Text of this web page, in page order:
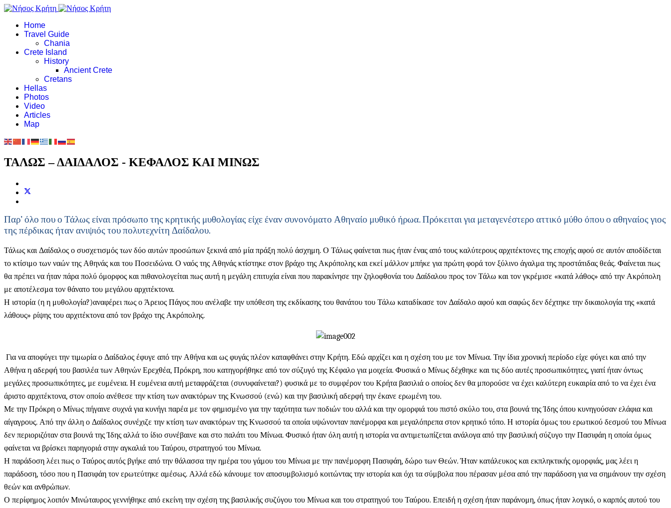
Home
Travel Guide
Chania
Crete Island
History
Ancient Crete
Cretans
Hellas
Photos
Video
Articles
Map
ΤΑΛΩΣ – ΔΑΙΔΑΛΟΣ - ΚΕΦΑΛΟΣ ΚΑΙ ΜΙΝΩΣ
Παρ’ όλο που ο Τάλως είναι πρόσωπο της κρητικής μυθολογίας είχε έναν συνονόματο Αθηναίο μυθικό ήρωα. Πρόκειται για μεταγενέστερο αττικό μύθο όπου ο αθηναίος γιος
της πέρδικας ήταν ανιψιός του πολυτεχνίτη Δαίδαλου.
Τάλως και Δαίδαλος ο συσχετισμός των δύο αυτών προσώπων ξεκινά από μία πράξη πολύ άσχημη. Ο Τάλως φαίνεται πως ήταν ένας από τους καλύτερους αρχιτέκτονες της εποχής αφού σε αυτόν αποδίδεται
το κτίσιμο των ναών της Αθηνάς και του Ποσειδώνα. Ο ναός της Αθηνάς κτίστηκε στον βράχο της Ακρόπολης και εκεί μάλλον μπήκε για πρώτη φορά τον ξύλινο άγαλμα της προστάτιδας θεάς. Φαίνεται πως
θα πρέπει να ήταν πάρα πολύ όμορφος και πιθανολογείται πως αυτή η μεγάλη επιτυχία είναι που παρακίνησε την ζηλοφθονία του Δαίδαλου προς τον Τάλω και τον γκρέμισε «κατά λάθος» από την Ακρόπολη
με αποτέλεσμα τον θάνατο του μεγάλου αρχιτέκτονα.
Η ιστορία (η η μυθολογία?)αναφέρει πως ο Άρειος Πάγος που ανέλαβε την υπόθεση της εκδίκασης του θανάτου του Τάλω καταδίκασε τον Δαίδαλο αφού και σαφώς δεν δέχτηκε την δικαιολογία της «κατά
λάθους» ρίψης του αρχιτέκτονα από τον βράχο της Ακρόπολης.
Για να αποφύγει την τιμωρία ο Δαίδαλος έφυγε από την Αθήνα και ως φυγάς πλέον καταφθάνει στην Κρήτη. Εδώ αρχίζει και η σχέση του με τον Μίνωα. Την ίδια χρονική περίοδο είχε φύγει και από την
Αθήνα η αδερφή του βασιλέα των Αθηνών Ερεχθέα, Πρόκρη, που κατηγορήθηκε από τον σύζυγό της Κέφαλο για μοιχεία. Φυσικά ο Μίνως δέχθηκε και τις δύο αυτές προσωπικότητες, γιατί ήταν όντως
μεγάλες προσωπικότητες, με ευμένεια. Η ευμένεια αυτή μεταφράζεται (συνυφαίνεται?) φυσικά με το συμφέρον του Κρήτα βασιλιά ο οποίος δεν θα μπορούσε να έχει καλύτερη ευκαιρία από το να έχει ένα
άριστο αρχιτέκτονα, στον οποίο ανέθεσε την κτίση των ανακτόρων της Κνωσσού (ενώ) και την βασιλική αδερφή την έκανε ερωμένη του.
Με την Πρόκρη ο Μίνως πήγαινε συχνά για κυνήγι παρέα με τον φημισμένο για την ταχύτητα των ποδιών του αλλά και την ομορφιά του πιστό σκύλο του, στα βουνά της Ίδης όπου κυνηγούσαν ελάφια και
αίγαγρους. Από την άλλη ο Δαίδαλος συνέχιζε την κτίση των ανακτόρων της Κνωσσού τα οποία υψώνονταν πανέμορφα και μεγαλόπρεπα στον κρητικό τόπο. Η ιστορία όμως του ερωτικού δεσμού του Μίνωα
δεν περιοριζόταν στα βουνά της Ίδης αλλά το ίδιο συνέβαινε και στο παλάτι του Μίνωα. Φυσικό ήταν όλη αυτή η ιστορία να αντιμετωπίζεται ανάλογα από την βασιλική σύζυγο την Πασιφάη η οποία όμως
φαίνεται να βρίσκει παρηγοριά στην αγκαλιά του Ταύρου, στρατηγού του Μίνωα.
Η παράδοση λέει πως ο Ταύρος αυτός βγήκε από την θάλασσα την ημέρα του γάμου του Μίνωα με την πανέμορφη Πασιφάη, δώρο των Θεών. Ήταν κατάλευκος και εκπληκτικής ομορφιάς, μας λέει η
παράδοση, τόσο που η Πασιφάη τον ερωτεύτηκε αμέσως. Αλλά εδώ κάνουμε τον αποσυμβολισμό κοιτώντας την ιστορία και όχι τα σύμβολα που πέρασαν μέσα από την παράδοση για να σημάνουν την σχέση
θεών και ανθρώπων.
Ο περίφημος λοιπόν Μινώταυρος γεννήθηκε από εκείνη την σχέση της βασιλικής συζύγου του Μίνωα και του στρατηγού του Ταύρου. Επειδή η σχέση ήταν παράνομη, όπως ήταν λογικό, ο καρπός αυτού του